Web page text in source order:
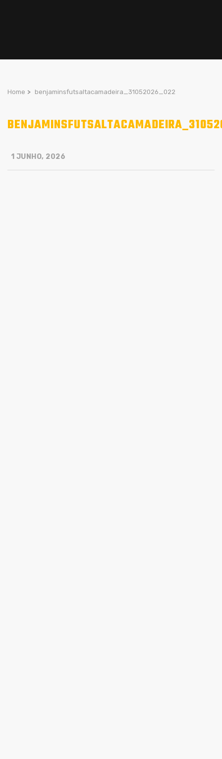
Home > benjaminsfutsaltacamadeira_31052026_022
1 JUNHO, 2026